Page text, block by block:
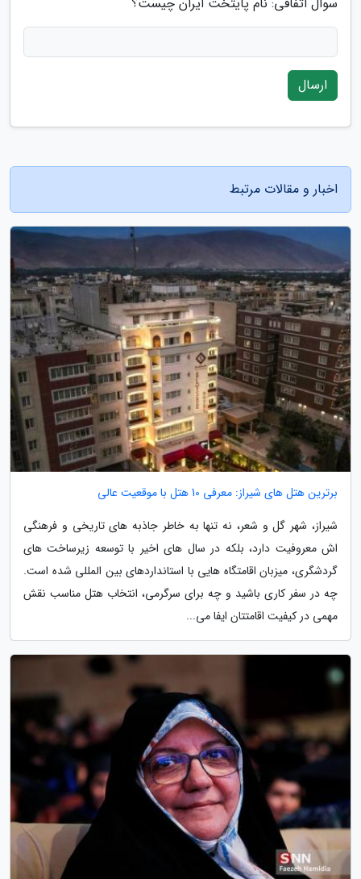
ارسال
اخبار و مقالات مرتبط
برترین هتل های شیراز: معرفی 10 هتل با موقعیت عالی
شیراز، شهر گل و شعر، نه تنها به خاطر جاذبه های تاریخی و فرهنگی
اش معروفیت دارد، بلکه در سال های اخیر با توسعه زیرساخت های
گردشگری، میزبان اقامتگاه هایی با استانداردهای بین المللی شده است.
چه در سفر کاری باشید و چه برای سرگرمی، انتخاب هتل مناسب نقش
مهمی در کیفیت اقامتتان ایفا می...